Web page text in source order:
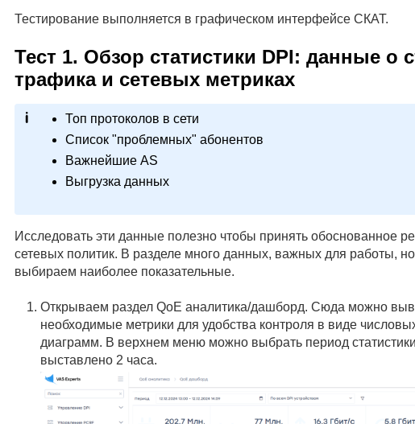
Тестирование выполняется в графическом интерфейсе СКАТ.
Тест 1. Обзор статистики DPI: данные о
трафика и сетевых метриках
Топ протоколов в сети
Список "проблемных" абонентов
Важнейшие AS
Выгрузка данных
Исследовать эти данные полезно чтобы принять обоснованное
сетевых политик. В разделе много данных, важных для работы,
выбираем наиболее показательные.
Открываем раздел QoE аналитика/дашборд. Сюда можно
необходимые метрики для удобства контроля в виде
диаграмм. В верхнем меню можно выбрать период
выставлено 2 часа.